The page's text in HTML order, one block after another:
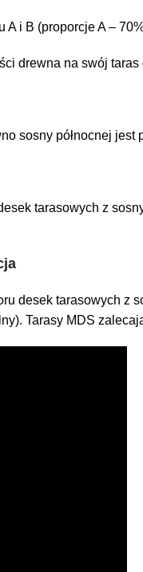
i B (proporcje A –
drewna na swój
sosny północnej
tarasowych z
desek tarasowych z
Tarasy MDS